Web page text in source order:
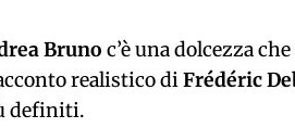
Bruno c’è una dolcezza
realistico diFrédéric
definiti.